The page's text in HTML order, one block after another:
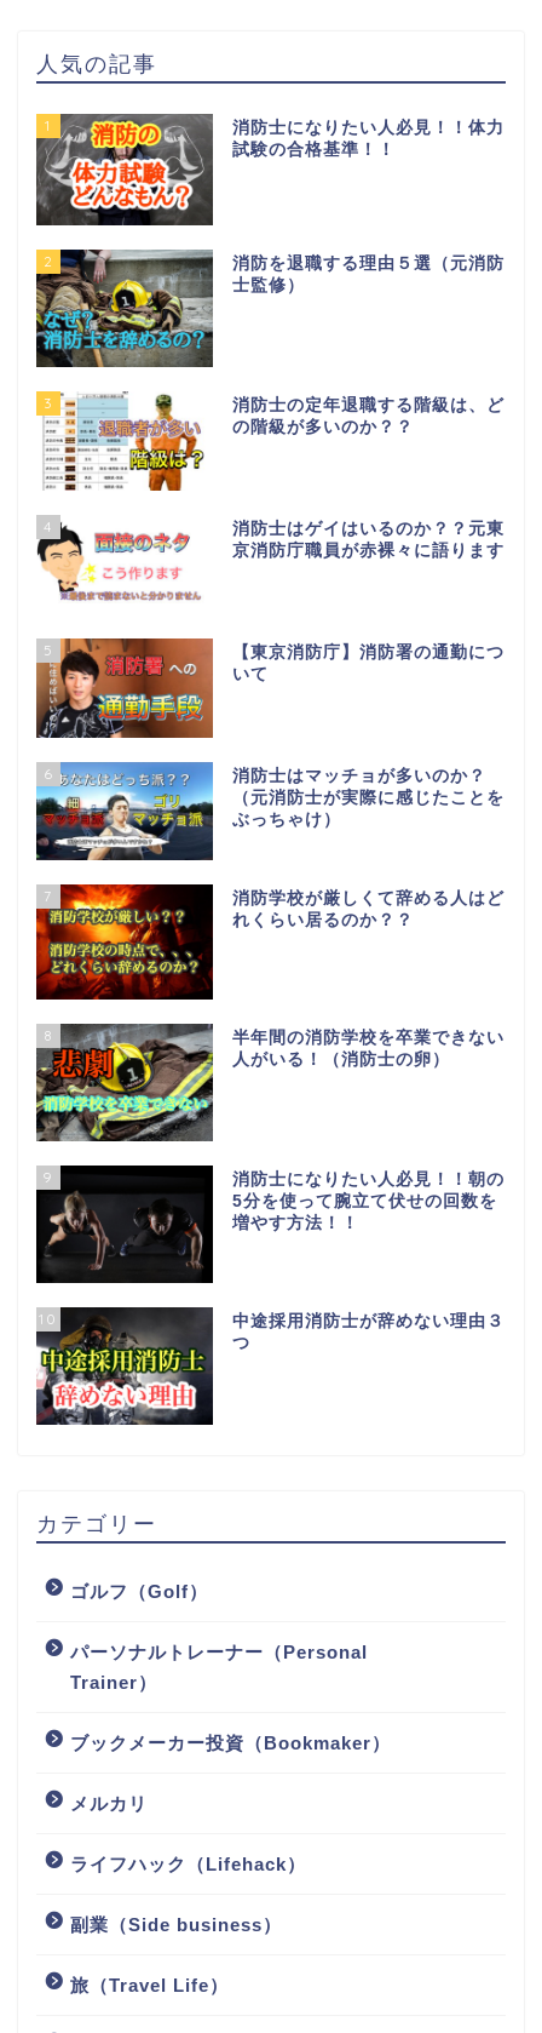
人気の記事
1
消防士になりたい人必見！！体力
試験の合格基準！！
2
消防を退職する理由５選（元消防
士監修）
3
消防士の定年退職する階級は、ど
の階級が多いのか？？
4
消防士はゲイはいるのか？？元東
京消防庁職員が赤裸々に語ります
5
【東京消防庁】消防署の通勤につ
いて
6
消防士はマッチョが多いのか？
（元消防士が実際に感じたことを
ぶっちゃけ）
7
消防学校が厳しくて辞める人はど
れくらい居るのか？？
8
半年間の消防学校を卒業できない
人がいる！（消防士の卵）
9
消防士になりたい人必見！！朝の
5分を使って腕立て伏せの回数を
増やす方法！！
10
中途採用消防士が辞めない理由３
つ
カテゴリー
ゴルフ（Golf）
パーソナルトレーナー（Personal
Trainer）
ブックメーカー投資（Bookmaker）
メルカリ
ライフハック（Lifehack）
副業（Side business）
旅（Travel Life）